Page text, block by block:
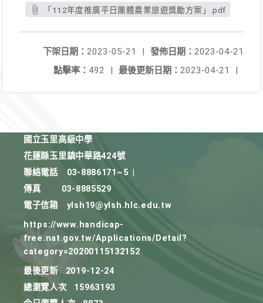
「112年度推廣平日團體農業旅遊獎勵方案」.pdf
發佈日期： 2023-04-21
下架日期： 2023-05-21
|
最後更新日期： 2023-04-21 |
點擊率： 492 |
國立玉里高級中學
花蓮縣玉里鎮中華路424號
聯絡電話
03-8886171~5
傳真
03-8885529
電子信箱
ylsh19@ylsh.hlc.edu.tw
https://www.handicap-
free.nat.gov.tw/Applications/Detail?
category=20200115132152
最後更新
2019-12-24
總瀏覽人次
15963193